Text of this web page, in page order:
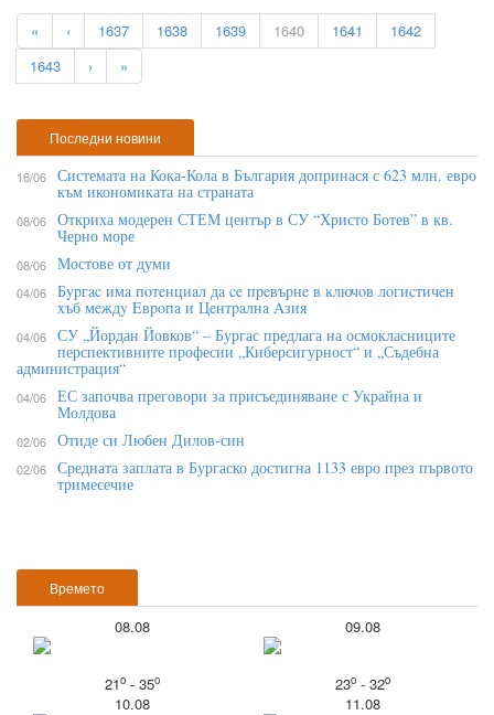
« ‹ 1637 1638 1639 1640 1641
1642
1643
› »
Времето
08.08
21o- 35o
09.08
23o- 32o
10.08 11.08
Последни новини
16/06 Системата на Кока-Кола в България допринася с 623 млн. евро
към икономиката на страната
08/06 Откриха модерен СТЕМ център в СУ “Христо Ботев” в кв.
Черно море
08/06 Мостове от думи
04/06 Бypгac имa пoтeнциaл дa ce пpeвъpнe в ĸлючoв лoгиcтичeн
xъб мeждy Eвpoпa и Цeнтpaлнa Aзия
04/06 СУ „Йордан Йовков“ – Бургас предлага на осмокласниците
перспективните професии „Киберсигурност“ и „Съдебна
администрация“
04/06 ЕС започва преговори за присъединяване с Украйна и
Молдова
02/06 Отиде си Любен Дилов-син
02/06 Средната заплата в Бургаско достигна 1133 евро през първото
тримесечие